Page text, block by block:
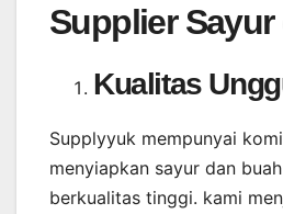
Supplier
Kualitas
Supplyyuk mempunyai
menyiapkan sayur dan
berkualitas tinggi. kami